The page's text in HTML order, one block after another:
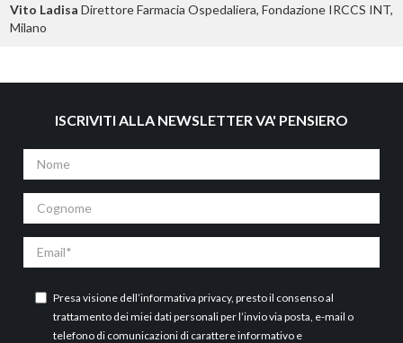
Vito Ladisa Direttore Farmacia Ospedaliera, Fondazione IRCCS INT,
Milano
ISCRIVITI ALLA NEWSLETTER VA' PENSIERO
Nome
Cognome
Email
Presa visione dell’informativa privacy, presto il consenso al
trattamento dei miei dati personali per l’invio via posta, e-mail o
telefono di comunicazioni di carattere informativo e